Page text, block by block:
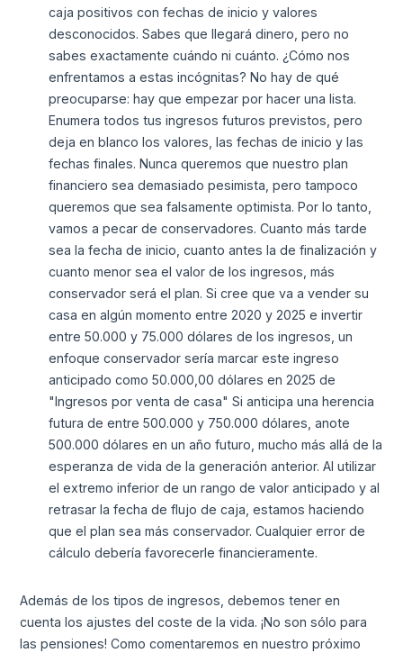
caja positivos con fechas de inicio y valores
desconocidos. Sabes que llegará dinero, pero no
sabes exactamente cuándo ni cuánto. ¿Cómo nos
enfrentamos a estas incógnitas? No hay de qué
preocuparse: hay que empezar por hacer una lista.
Enumera todos tus ingresos futuros previstos, pero
deja en blanco los valores, las fechas de inicio y las
fechas finales. Nunca queremos que nuestro plan
financiero sea demasiado pesimista, pero tampoco
queremos que sea falsamente optimista. Por lo tanto,
vamos a pecar de conservadores. Cuanto más tarde
sea la fecha de inicio, cuanto antes la de finalización y
cuanto menor sea el valor de los ingresos, más
conservador será el plan. Si cree que va a vender su
casa en algún momento entre 2020 y 2025 e invertir
entre 50.000 y 75.000 dólares de los ingresos, un
enfoque conservador sería marcar este ingreso
anticipado como 50.000,00 dólares en 2025 de
"Ingresos por venta de casa" Si anticipa una herencia
futura de entre 500.000 y 750.000 dólares, anote
500.000 dólares en un año futuro, mucho más allá de la
esperanza de vida de la generación anterior. Al utilizar
el extremo inferior de un rango de valor anticipado y al
retrasar la fecha de flujo de caja, estamos haciendo
que el plan sea más conservador. Cualquier error de
cálculo debería favorecerle financieramente.
Además de los tipos de ingresos, debemos tener en
cuenta los ajustes del coste de la vida. ¡No son sólo para
las pensiones! Como comentaremos en nuestro próximo